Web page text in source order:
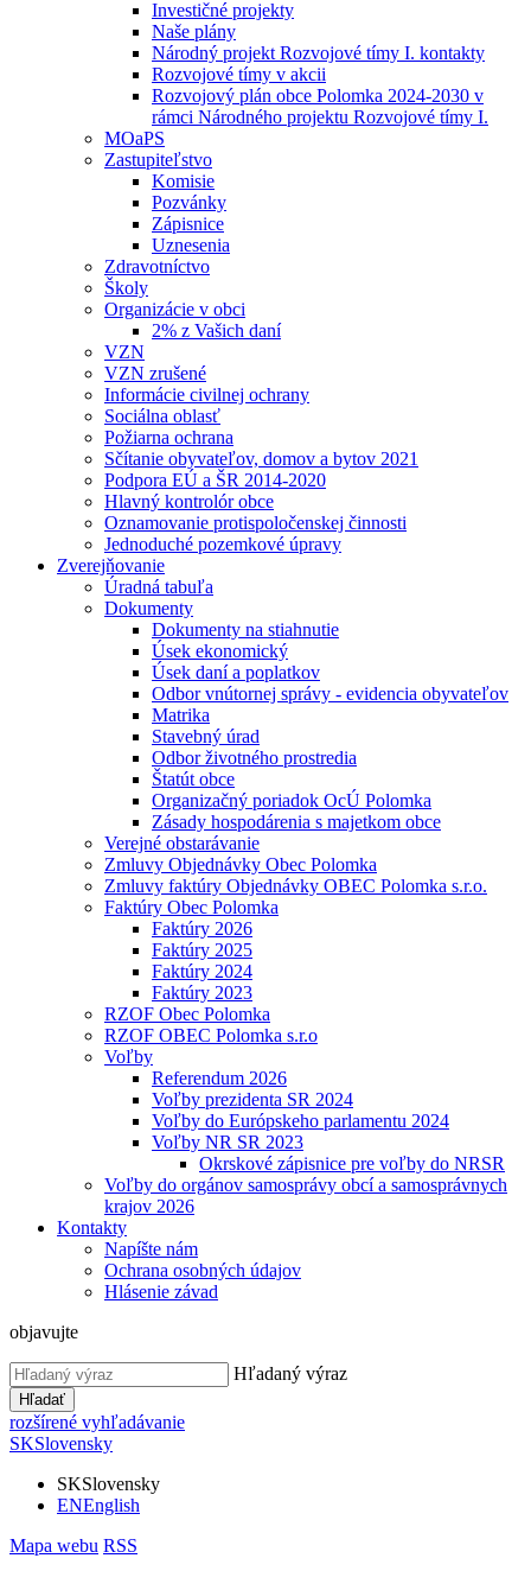
Investičné projekty
Naše plány
Národný projekt Rozvojové tímy I. kontakty
Rozvojové tímy v akcii
Rozvojový plán obce Polomka 2024-2030 v
rámci Národného projektu Rozvojové tímy I.
MOaPS
Zastupiteľstvo
Komisie
Pozvánky
Zápisnice
Uznesenia
Zdravotníctvo
Školy
Organizácie v obci
2% z Vašich daní
VZN
VZN zrušené
Informácie civilnej ochrany
Sociálna oblasť
Požiarna ochrana
Sčítanie obyvateľov, domov a bytov 2021
Podpora EÚ a ŠR 2014-2020
Hlavný kontrolór obce
Oznamovanie protispoločenskej činnosti
Jednoduché pozemkové úpravy
Zverejňovanie
Úradná tabuľa
Dokumenty
Dokumenty na stiahnutie
Úsek ekonomický
Úsek daní a poplatkov
Odbor vnútornej správy - evidencia obyvateľov
Matrika
Stavebný úrad
Odbor životného prostredia
Štatút obce
Organizačný poriadok OcÚ Polomka
Zásady hospodárenia s majetkom obce
Verejné obstarávanie
Zmluvy Objednávky Obec Polomka
Zmluvy faktúry Objednávky OBEC Polomka s.r.o.
Faktúry Obec Polomka
Faktúry 2026
Faktúry 2025
Faktúry 2024
Faktúry 2023
RZOF Obec Polomka
RZOF OBEC Polomka s.r.o
Voľby
Referendum 2026
Voľby prezidenta SR 2024
Voľby do Európskeho parlamentu 2024
Voľby NR SR 2023
Okrskové zápisnice pre voľby do NRSR
Voľby do orgánov samosprávy obcí a samosprávnych
krajov 2026
Kontakty
Napíšte nám
Ochrana osobných údajov
Hlásenie závad
objavujte
Hľadaný výraz
Hľadať
rozšírené vyhľadávanie
SKSlovensky
SKSlovensky
ENEnglish
Mapa webu RSS